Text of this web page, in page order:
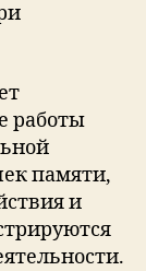
работы
памяти,
и